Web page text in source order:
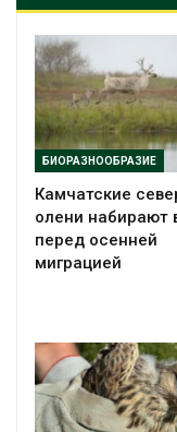
БИОРАЗНООБРАЗИЕ
Камчатские
олени набирают
перед осенней
миграцией